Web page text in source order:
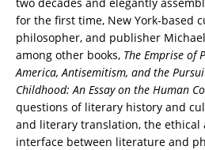
2
978-
8260-
2
[Digital]
for the first time, New York-based
philosopher, and publisher
among other books, The Emprise of
America, Antisemitism, and the
Childhood: An Essay on the Human
questions of literary history and
and literary translation, the ethical
interface between literature and